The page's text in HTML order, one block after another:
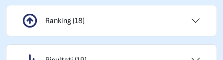
Ranking (18)